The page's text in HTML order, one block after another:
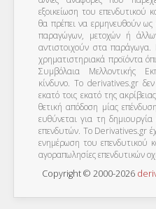
εξοικείωση του επενδυτικού
θα πρέπει να ερμηνευθούν
παραγώγων, μετοχών ή
αντιστοιχούν στα
χρηματιστηριακά προϊόντα
Συμβόλαια Μελλοντικής
κίνδυνο. Το derivatives.gr
εκατό τοις εκατό της
θετική απόδοση μίας
ευθύνεται για τη
επενδυτών. To Derivatives.gr
ενημέρωση του επενδυτικού
αγοραπωλησίες επενδυτικών
Copyright © 2000-2026